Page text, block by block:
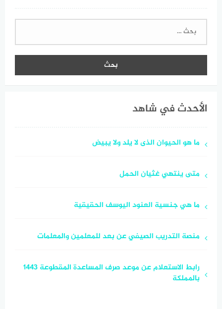
البحث
الأحدث في شاهد
ما هو الحيوان الذى لا يلد ولا يبيض
متى ينتهي غثيان الحمل
ما هي جنسية العنود اليوسف الحقيقية
منصة التدريب الصيفي عن بعد للمعلمين والمعلمات
رابط الاستعلام عن موعد صرف المساعدة المقطوعة 1443
بالمملكة